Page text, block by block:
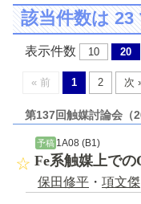
該当件数は
表示件数 10 20
« 前 1 2 次
第137回触媒討論会（
予稿 1A08 (B1)
Fe系触媒上での
保田修平 ・ 項文傑